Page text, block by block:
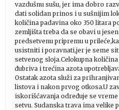
vazdušnu sušu, jer ima dobro
dati solidan prinos i u sušnijim
količina padavina oko 350 litara
zemljišta treba da se obavi u
predsetvenu pripremu u
usistniti i poravnati,jer je seme
setvenog sloja.Celokupna
đubriva i trećina azota
Ostatak azota služi za
listova i nakon prvog otkosa.U
iskorišćavanja određuje se
setvu. Sudanska trava ima velike